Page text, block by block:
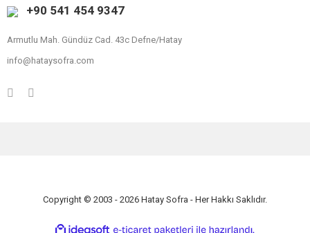
+90 541 454 9347
Armutlu Mah. Gündüz Cad. 43c Defne/Hatay
info@hataysofra.com
Copyright © 2003 - 2026 Hatay Sofra - Her Hakkı Saklıdır.
ideasoft e-